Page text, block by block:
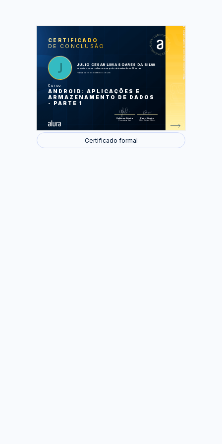
CERTIFICADO
DE CONCLUSÃO
JULIO CESAR LIMA SOARES DA SILVA
concluiu o curso online com carga horária estimada em 12 horas.
Finalizado em 30 de setembro de 2015
Curso
ANDROID: APLICAÇÕES E
ARMAZENAMENTO DE DADOS
- PARTE 1
Guilherme Silveira
Coordenador
Paulo Silveira
Chief Vision Officer
https://cursos.alura.com.br/certificate/529b16a40729be3fe398d64cc0444c80
LAS
Android e OlaMundo
Cadastro de alunos
Persistência com SQLite
Completando o cadastro
Certificado formal